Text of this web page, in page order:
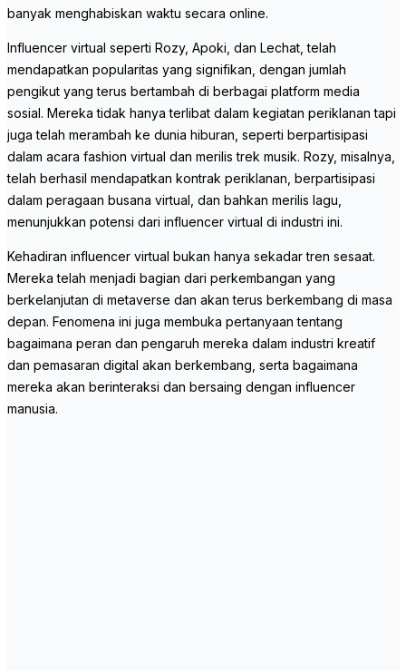
banyak menghabiskan waktu secara online.
Influencer virtual seperti Rozy, Apoki, dan Lechat, telah
mendapatkan popularitas yang signifikan, dengan jumlah
pengikut yang terus bertambah di berbagai platform media
sosial. Mereka tidak hanya terlibat dalam kegiatan periklanan tapi
juga telah merambah ke dunia hiburan, seperti berpartisipasi
dalam acara fashion virtual dan merilis trek musik. Rozy, misalnya,
telah berhasil mendapatkan kontrak periklanan, berpartisipasi
dalam peragaan busana virtual, dan bahkan merilis lagu,
menunjukkan potensi dari influencer virtual di industri ini.
Kehadiran influencer virtual bukan hanya sekadar tren sesaat.
Mereka telah menjadi bagian dari perkembangan yang
berkelanjutan di metaverse dan akan terus berkembang di masa
depan. Fenomena ini juga membuka pertanyaan tentang
bagaimana peran dan pengaruh mereka dalam industri kreatif
dan pemasaran digital akan berkembang, serta bagaimana
mereka akan berinteraksi dan bersaing dengan influencer
manusia.